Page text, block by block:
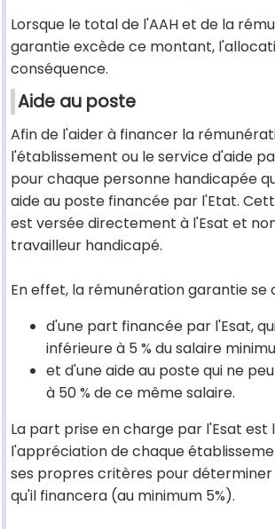
Lorsque le total de l'AAH et de la
garantie excède ce montant,
conséquence.
Aide au poste
Afin de l'aider à financer la
l'établissement ou le service d'aide
pour chaque personne handicapée
aide au poste financée par l'Etat.
est versée directement à l'Esat et
travailleur handicapé.
En effet, la rémunération garantie se
d'une part financée par l'Esat,
inférieure à 5 % du salaire
et d'une aide au poste qui ne
à 50 % de ce même salaire.
La part prise en charge par l'Esat est
l'appréciation de chaque
ses propres critères pour
qu'il financera (au minimum 5%).